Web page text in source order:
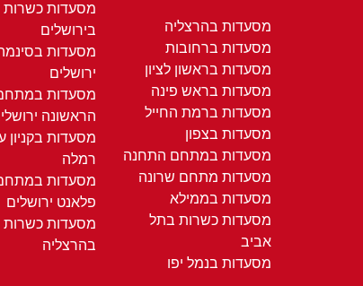
מסעדות בהרצליה
מסעדות ברחובות
מסעדות בראשון לציון
מסעדות בראש פינה
מסעדות ברמת החייל
מסעדות בצפון
מסעדות במתחם התחנה
מסעדות מתחם שרונה
מסעדות בממילא
מסעדות כשרות בתל
אביב
מסעדות בנמל יפו
מסעדות כשרות
בירושלים
מסעדות
ירושלים
מסעדות
הראשונה
מסעדות בקניון
רמלה
מסעדות
פלאנט ירושלים
מסעדות כשרות
בהרצליה